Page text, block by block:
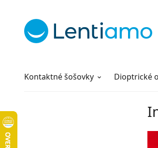
Kontaktné šošovky
Roztoky Dioptrické
Všetko o nákupe